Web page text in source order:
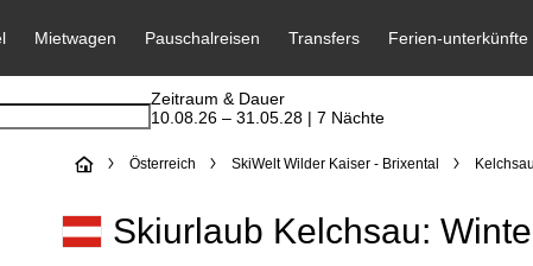
Zeitraum & Dauer
10.08.26 – 31.05.28 | 7 Nächte
S
t
Österreich SkiWelt Wilder Kaiser - Brixental Kelchsau
Skiurlaub Kelchsau: